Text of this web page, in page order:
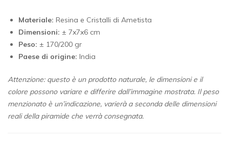
Materiale: Resina e Cristalli di Ametista
Dimensioni: ± 7x7x6 cm
Peso: ± 170/200 gr
Paese di origine: India
Attenzione: questo è un prodotto naturale, le dimensioni e il
colore possono variare e differire dall’immagine mostrata. Il peso
menzionato è un’indicazione, varierà a seconda delle dimensioni
reali della piramide che verrà consegnata.